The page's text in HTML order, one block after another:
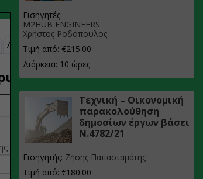
Ανάκτηση κωδικού
Εισηγητές:
M2HUB ENGINEERS
Χρήστος Ροδόπουλος
Τιμή από: €215.00
Διάρκεια: 10 ώρες
Τεχνική – Οικονομική
παρακολούθηση
δημοσίων έργων βάσει
Ν.4782/21
Εισηγητής: Ζήσης Παπασταμάτης
Τιμή από: €180.00